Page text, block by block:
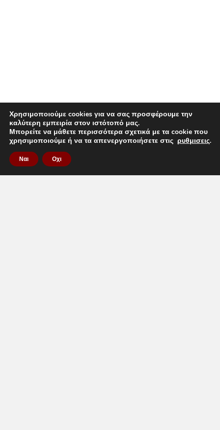
Χρησιμοποιούμε cookies για να σας προσφέρουμε την
καλύτερη εμπειρία στον ιστότοπό μας.
Μπορείτε να μάθετε περισσότερα σχετικά με τα cookie που
χρησιμοποιούμε ή να τα απενεργοποιήσετε στις ρυθμισεις.
Ναι Οχι